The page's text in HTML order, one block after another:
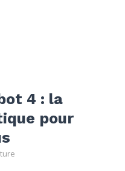
4 : la
pour